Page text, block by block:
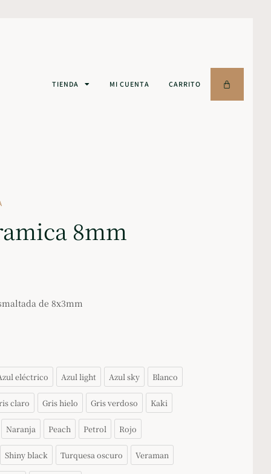
TIENDA MI CUENTA CARRITO
8mm
de 8x3mm
eléctrico Azul light Azul sky Blanco
claro Gris hielo Gris verdoso Kaki
Naranja Peach Petrol Rojo
Shiny black Turquesa oscuro Veraman